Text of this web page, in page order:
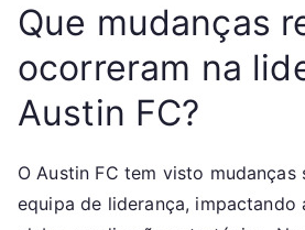
Que mudanças
ocorreram na
Austin FC?
O Austin FC tem visto mudanças
equipa de liderança, impactando